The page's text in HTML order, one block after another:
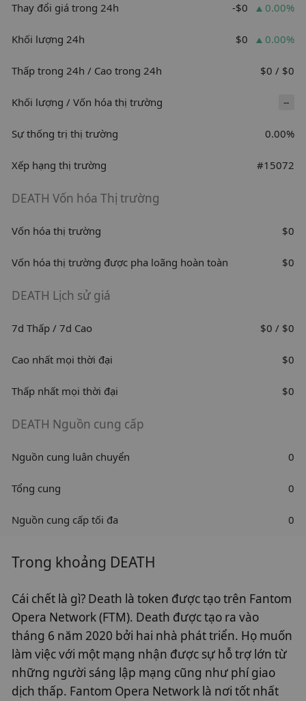
Thay đổi giá trong 24h -$0 0.00%
Khối lượng 24h $0 0.00%
Thấp trong 24h / Cao trong 24h $0 / $0
Khối lượng / Vốn hóa thị trường --
Sự thống trị thị trường 0.00%
Xếp hạng thị trường #15072
DEATH Vốn hóa Thị trường
Vốn hóa thị trường $0
Vốn hóa thị trường được pha loãng hoàn toàn $0
DEATH Lịch sử giá
7d Thấp / 7d Cao $0 / $0
Cao nhất mọi thời đại $0
Thấp nhất mọi thời đại $0
DEATH Nguồn cung cấp
Nguồn cung luân chuyển 0
Tổng cung 0
Nguồn cung cấp tối đa 0
Trong khoảng DEATH
Cái chết là gì? Death là token được tạo trên Fantom
Opera Network (FTM). Death được tạo ra vào
tháng 6 năm 2020 bởi hai nhà phát triển. Họ muốn
làm việc với một mạng nhận được sự hỗ trợ lớn từ
những người sáng lập mạng cũng như phí giao
dịch thấp. Fantom Opera Network là nơi tốt nhất